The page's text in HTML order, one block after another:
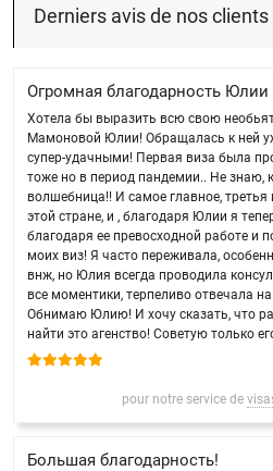
Derniers avis de nos
Огромная благодарность Юлии
Хотела бы выразить всю свою
Мамоновой Юлии! Обращалась к ней
супер-удачными! Первая виза была
тоже но в период пандемии.. Не знаю,
волшебница!! И самое главное,
этой стране, и , благодаря Юлии я
благодаря ее превосходной работе и
моих виз! Я часто переживала,
внж, но Юлия всегда проводила
все моментики, терпеливо отвечала
Обнимаю Юлию! И хочу сказать, что
найти это агенство! Советую только
pour notre service de
Большая благодарность!